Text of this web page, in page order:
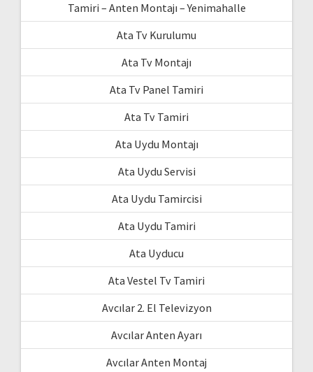
Tamiri – Anten Montajı – Yenimahalle
Ata Tv Kurulumu
Ata Tv Montajı
Ata Tv Panel Tamiri
Ata Tv Tamiri
Ata Uydu Montajı
Ata Uydu Servisi
Ata Uydu Tamircisi
Ata Uydu Tamiri
Ata Uyducu
Ata Vestel Tv Tamiri
Avcılar 2. El Televizyon
Avcılar Anten Ayarı
Avcılar Anten Montaj